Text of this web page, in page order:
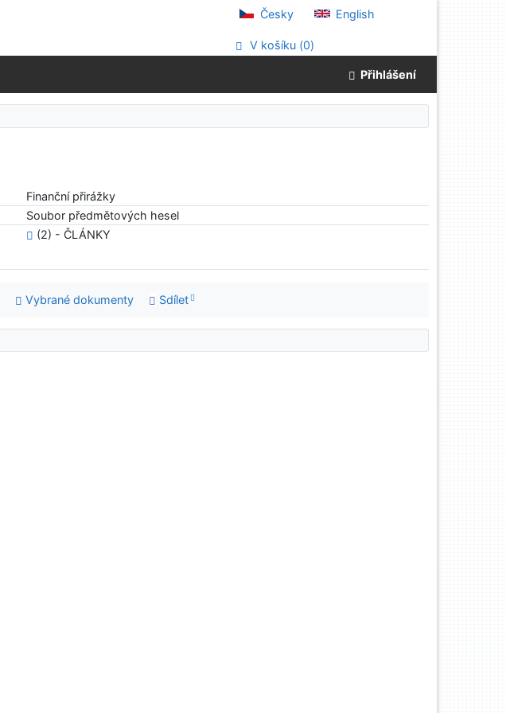
Česky English
V košíku (0)
Přihlášení
Finanční přirážky
Soubor předmětových hesel
(2) - ČLÁNKY
Vybrané dokumenty Sdílet